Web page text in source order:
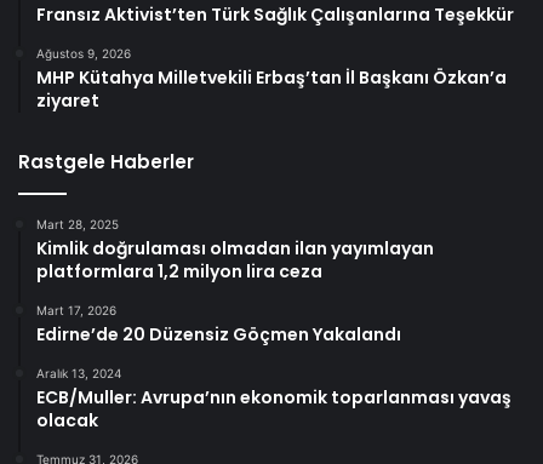
Fransız Aktivist’ten Türk Sağlık Çalışanlarına Teşekkür
Ağustos 9, 2026
MHP Kütahya Milletvekili Erbaş’tan İl Başkanı Özkan’a
ziyaret
Rastgele Haberler
Mart 28, 2025
Kimlik doğrulaması olmadan ilan yayımlayan
platformlara 1,2 milyon lira ceza
Mart 17, 2026
Edirne’de 20 Düzensiz Göçmen Yakalandı
Aralık 13, 2024
ECB/Muller: Avrupa’nın ekonomik toparlanması yavaş
olacak
Temmuz 31, 2026